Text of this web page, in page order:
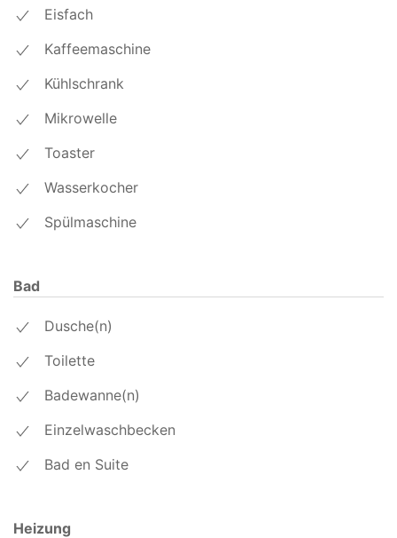
Eisfach
Kaffeemaschine
Kühlschrank
Mikrowelle
Toaster
Wasserkocher
Spülmaschine
Bad
Dusche(n)
Toilette
Badewanne(n)
Einzelwaschbecken
Bad en Suite
Heizung